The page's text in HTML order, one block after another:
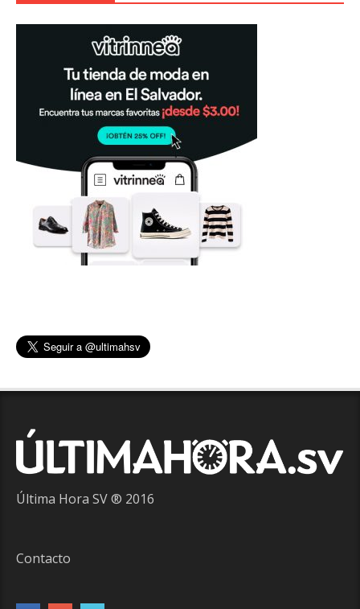
Última Hora SV ® 2016
Contacto